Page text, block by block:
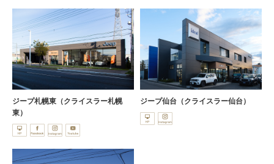
ジープ札幌東（クライスラー札幌
東）
ジープ仙台（クライスラー仙台）